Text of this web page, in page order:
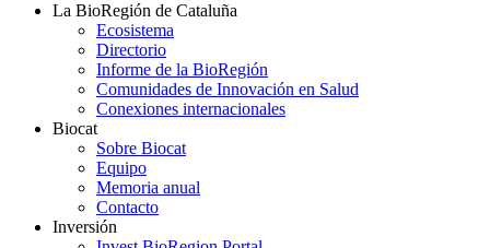
La BioRegión de Cataluña
Ecosistema
Directorio
Informe de la BioRegión
Comunidades de Innovación en Salud
Conexiones internacionales
Biocat
Sobre Biocat
Equipo
Memoria anual
Contacto
Inversión